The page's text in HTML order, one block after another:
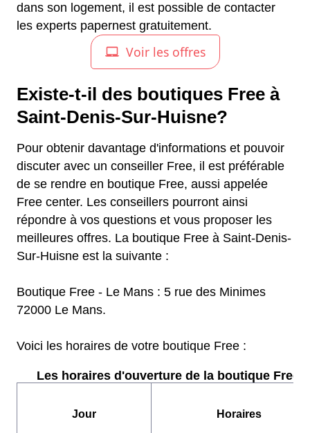
dans son logement, il est possible de contacter
les experts papernest gratuitement.
Existe-t-il des boutiques Free à
Saint-Denis-Sur-Huisne?
Pour obtenir davantage d'informations et pouvoir
discuter avec un conseiller Free, il est préférable
de se rendre en boutique Free, aussi appelée
Free center. Les conseillers pourront ainsi
répondre à vos questions et vous proposer les
meilleures offres. La boutique Free à Saint-Denis-
Sur-Huisne est la suivante :
Boutique Free - Le Mans : 5 rue des Minimes
72000 Le Mans.
Voici les horaires de votre boutique Free :
Les horaires d'ouverture de la boutique Free :
Jour Horaires